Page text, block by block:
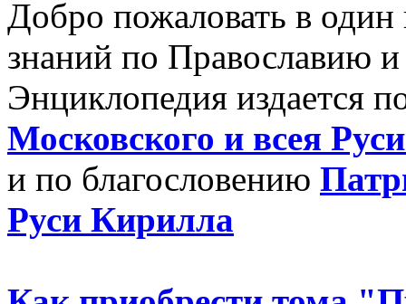
Добро пожаловать в
знаний по Православию
Энциклопедия издается
Московского и всея
и по благословению
Руси Кирилла